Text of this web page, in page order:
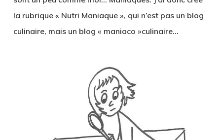
la rubrique « Nutri Maniaque », qui n’est pas un blog
culinaire, mais un blog « maniaco »culinaire…